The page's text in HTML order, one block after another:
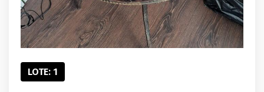
LOTE: 1